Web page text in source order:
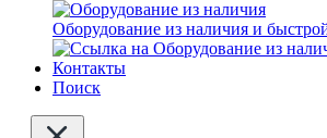
Оборудование из наличия и
Контакты
Поиск